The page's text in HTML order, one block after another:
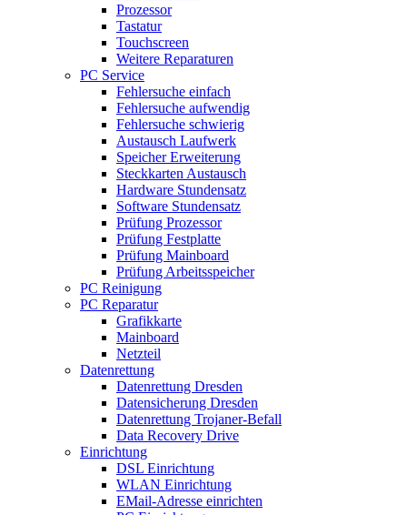
Prozessor
Tastatur
Touchscreen
Weitere Reparaturen
PC Service
Fehlersuche einfach
Fehlersuche aufwendig
Fehlersuche schwierig
Austausch Laufwerk
Speicher Erweiterung
Steckkarten Austausch
Hardware Stundensatz
Software Stundensatz
Prüfung Prozessor
Prüfung Festplatte
Prüfung Mainboard
Prüfung Arbeitsspeicher
PC Reinigung
PC Reparatur
Grafikkarte
Mainboard
Netzteil
Datenrettung
Datenrettung Dresden
Datensicherung Dresden
Datenrettung Trojaner-Befall
Data Recovery Drive
Einrichtung
DSL Einrichtung
WLAN Einrichtung
EMail-Adresse einrichten